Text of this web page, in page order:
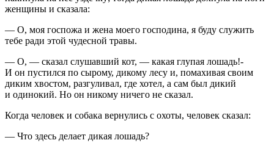
женщины и сказала:
— О, моя госпожа и жена моего господина, я буду служить
тебе ради этой чудесной травы.
— О, — сказал слушавший кот, — какая глупая лошадь!-
И он пустился по сырому, дикому лесу и, помахивая своим
диким хвостом, разгуливал, где хотел, а сам был дикий
и одинокий. Но он никому ничего не сказал.
Когда человек и собака вернулись с охоты, человек сказал:
— Что здесь делает дикая лошадь?